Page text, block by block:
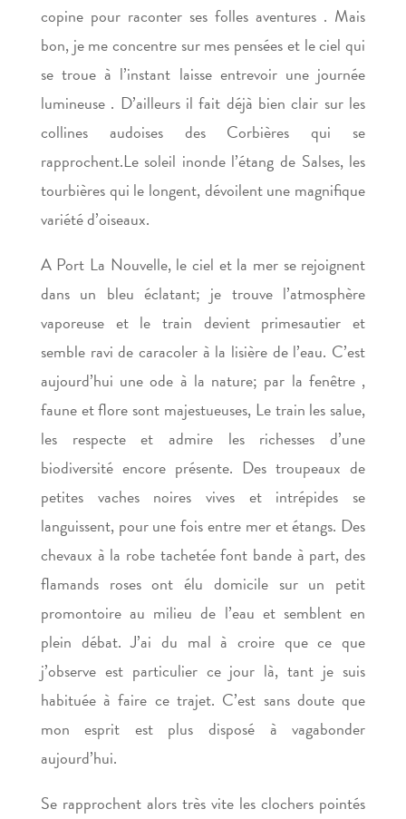
copine pour raconter ses folles aventures . Mais
bon, je me concentre sur mes pensées et le ciel qui
se troue à l’instant laisse entrevoir une journée
lumineuse . D’ailleurs il fait déjà bien clair sur les
collines audoises des Corbières qui se
rapprochent.Le soleil inonde l’étang de Salses, les
tourbières qui le longent, dévoilent une magnifique
variété d’oiseaux.
A Port La Nouvelle, le ciel et la mer se rejoignent
dans un bleu éclatant; je trouve l’atmosphère
vaporeuse et le train devient primesautier et
semble ravi de caracoler à la lisière de l’eau. C’est
aujourd’hui une ode à la nature; par la fenêtre ,
faune et flore sont majestueuses, Le train les salue,
les respecte et admire les richesses d’une
biodiversité encore présente. Des troupeaux de
petites vaches noires vives et intrépides se
languissent, pour une fois entre mer et étangs. Des
chevaux à la robe tachetée font bande à part, des
flamands roses ont élu domicile sur un petit
promontoire au milieu de l’eau et semblent en
plein débat. J’ai du mal à croire que ce que
j’observe est particulier ce jour là, tant je suis
habituée à faire ce trajet. C’est sans doute que
mon esprit est plus disposé à vagabonder
aujourd’hui.
Se rapprochent alors très vite les clochers pointés